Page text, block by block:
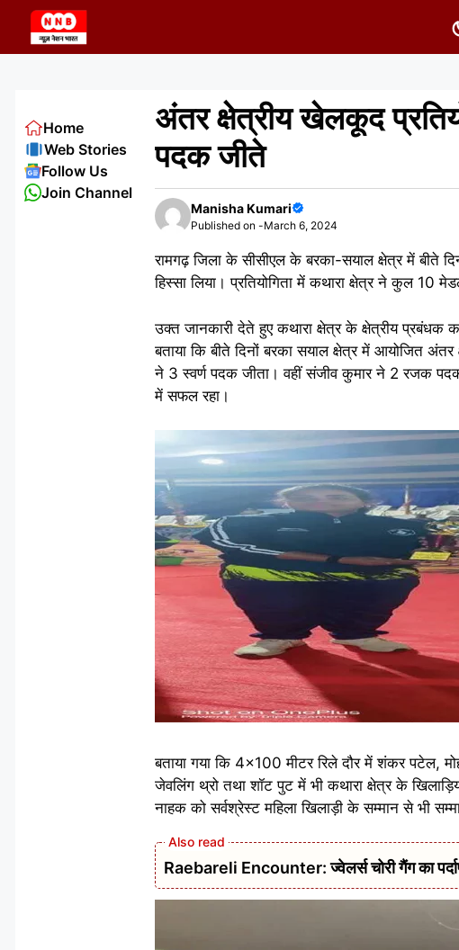
content
अंतर क्षेत्रीय खेलकूद
पदक जीते
Manisha Kumari
Published on -March 6, 2024
रामगढ़ जिला के सीसीएल के बरका-सयाल क्षेत्र में बीते
हिस्सा लिया। प्रतियोगिता में कथारा क्षेत्र ने कुल
उक्त जानकारी देते हुए कथारा क्षेत्र के क्षेत्रीय
बताया कि बीते दिनों बरका सयाल क्षेत्र में आयोजित अंतर
ने 3 स्वर्ण पदक जीता। वहीं संजीव कुमार ने 2 रजक
में सफल रहा।
बताया गया कि 4×100 मीटर रिले दौर में शंकर पटेल,
जेवलिंग थ्रो तथा शॉट पुट में भी कथारा क्षेत्र के
नाहक को सर्वश्रेस्ट महिला खिलाड़ी के सम्मान से भी
Raebareli Encounter: ज्वेलर्स चोरी गैंग का
Home
Web Stories
Follow Us
Join Channel